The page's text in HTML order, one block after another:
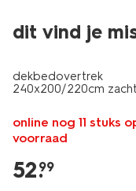
dit vind je
dekbedovertrek
240x200/220cm
online nog 11 stuks
voorraad
52.
99